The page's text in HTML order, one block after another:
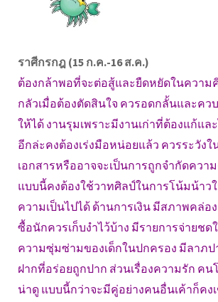
ราศีกรกฎ (15 ก.ค.-16 ส.ค.)
ต้องกล้าพอที่จะต่อสู้และยืดหยัดในความ
กลัวเมื่อต้องตัดสินใจ ควรอดกลั้นและค
ให้ได้ งานรุมเพราะมีงานเก่าที่ต้องแก้แล
อีกล่ะคงต้องเร่งมือหน่อยแล้ว ควรระวัง
เอกสารหรืออาจจะเป็นการถูกจำกัดควา
แบบนี้คงต้องใช้วาทศิลป์ในการโน้มน้าว
ความเป็นไปได้ ด้านการเงิน มีสภาพคล่อ
ซื้อนักควรเก็บงำไว้บ้าง มีรายการจ่ายชด
ความซุ่มซ่ามของเด็กในปกครอง มีลาภ
ฝากที่อร่อยถูกปาก ส่วนเรื่องความรัก ค
น่าดู แบบนี้กว่าจะมีคู่อย่างคนอื่นเค้าก็คง